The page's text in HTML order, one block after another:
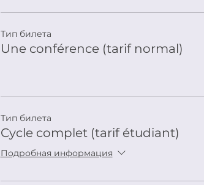
Тип билета
Une conférence (tarif normal)
Тип билета
Cycle complet (tarif étudiant)
Подробная информация